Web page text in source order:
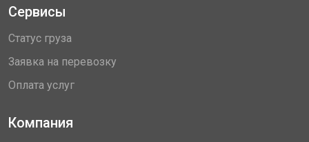
Сервисы
Статус груза
Заявка на перевозку
Оплата услуг
Компания